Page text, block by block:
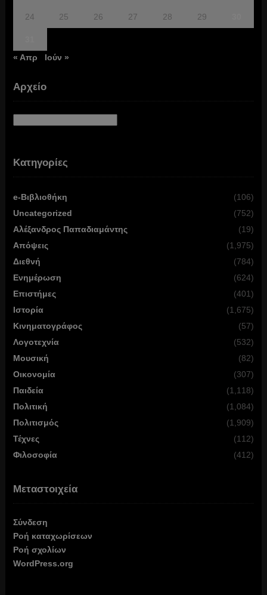
24 25 26 27 28 29
« Απρ
Ιούν »
Αρχείο
Κατηγορίες
e-Βιβλιοθήκη
(106)
Uncategorized
(752)
Αλέξανδρος Παπαδιαμάντης
(19)
Απόψεις
(1,975)
Διεθνή
(784)
Ενημέρωση
(624)
Επιστήμες
(401)
Ιστορία
(1,675)
Κινηματογράφος
(57)
Λογοτεχνία
(532)
Μουσική
(82)
Οικονομία
(307)
Παιδεία
(1,118)
Πολιτική
(1,084)
Πολιτισμός
(1,909)
Τέχνες
(112)
Φιλοσοφία
(412)
Μεταστοιχεία
Σύνδεση
Ροή καταχωρίσεων
Ροή σχολίων
WordPress.org